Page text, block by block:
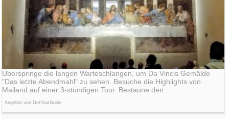
Überspringe die langen Warteschlangen, um Da Vincis Gemälde
"Das letzte Abendmahl" zu sehen. Besuche die Highlights von
Mailand auf einer 3-stündigen Tour. Bestaune den ...
Angebot von GetYourGuide